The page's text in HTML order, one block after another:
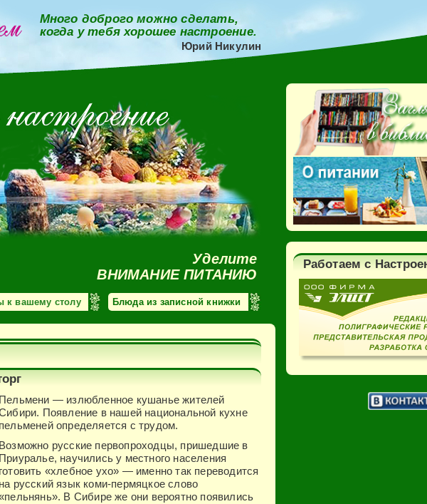
Много доброго можно сделать,
когда у тебя хорошее настроение.
Юрий Никулин
Уделите
ВНИМАНИЕ ПИТАНИЮ
к вашему столу Блюда из записной книжки
Пельмени — излюбленное кушанье жителей
Появление в нашей национальной кухне
пельменей определяется с трудом.
Возможно русские первопроходцы, пришедшие в
Приуралье, научились у местного населения
готовить «хлебное ухо» — именно так переводится
на русский язык коми-пермяцкое слово
В Сибире же они вероятно появились
Работаем с